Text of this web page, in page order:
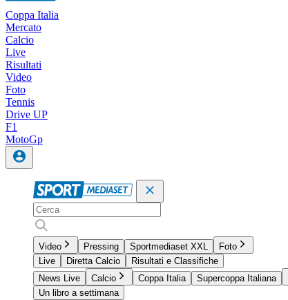
Coppa Italia
Mercato
Calcio
Live
Risultati
Video
Foto
Tennis
Drive UP
F1
MotoGp
Video Pressing Sportmediaset XXL
Foto
Live
Diretta Calcio
Risultati e Classifiche
News Live
Calcio Coppa Italia Supercoppa Italiana
Un libro a settimana